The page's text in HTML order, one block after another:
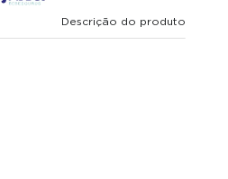
Descrição do produto